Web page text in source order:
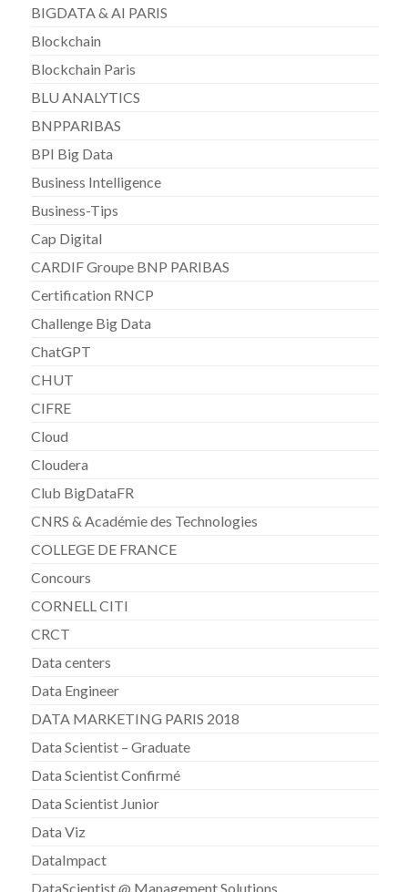
BIGDATA & AI PARIS
Blockchain
Blockchain Paris
BLU ANALYTICS
BNPPARIBAS
BPI Big Data
Business Intelligence
Business-Tips
Cap Digital
CARDIF Groupe BNP PARIBAS
Certification RNCP
Challenge Big Data
ChatGPT
CHUT
CIFRE
Cloud
Cloudera
Club BigDataFR
CNRS & Académie des Technologies
COLLEGE DE FRANCE
Concours
CORNELL CITI
CRCT
Data centers
Data Engineer
DATA MARKETING PARIS 2018
Data Scientist – Graduate
Data Scientist Confirmé
Data Scientist Junior
Data Viz
DataImpact
DataScientist @ Management Solutions